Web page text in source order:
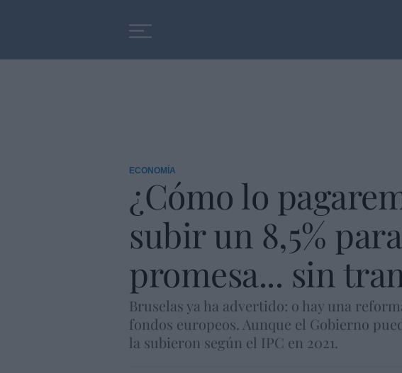
ECONOMÍA
¿Cómo lo
subir un 8,5%
promesa... sin
Bruselas ya ha advertido: o hay una
fondos europeos. Aunque el Gobierno
la subieron según el IPC en 2021.